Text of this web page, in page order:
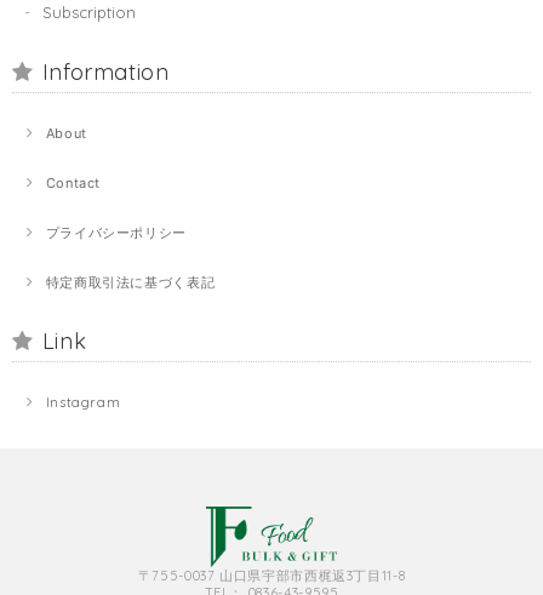
Subscription
Information
About
Contact
プライバシーポリシー
特定商取引法に基づく表記
Link
Instagram
〒755-0037 山口県宇部市西梶返3丁目11-8